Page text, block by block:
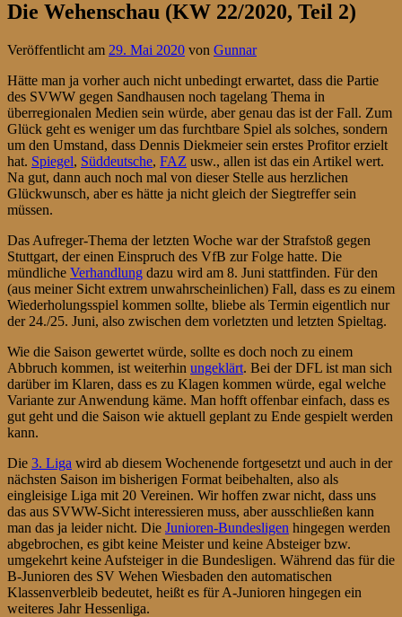
Die Wehenschau (KW 22/2020, Teil 2)
Veröffentlicht am 29. Mai 2020 von Gunnar
Hätte man ja vorher auch nicht unbedingt erwartet, dass die Partie
des SVWW gegen Sandhausen noch tagelang Thema in
überregionalen Medien sein würde, aber genau das ist der Fall. Zum
Glück geht es weniger um das furchtbare Spiel als solches, sondern
um den Umstand, dass Dennis Diekmeier sein erstes Profitor erzielt
hat. Spiegel, Süddeutsche, FAZ usw., allen ist das ein Artikel wert.
Na gut, dann auch noch mal von dieser Stelle aus herzlichen
Glückwunsch, aber es hätte ja nicht gleich der Siegtreffer sein
müssen.
Das Aufreger-Thema der letzten Woche war der Strafstoß gegen
Stuttgart, der einen Einspruch des VfB zur Folge hatte. Die
mündliche Verhandlung dazu wird am 8. Juni stattfinden. Für den
(aus meiner Sicht extrem unwahrscheinlichen) Fall, dass es zu einem
Wiederholungsspiel kommen sollte, bliebe als Termin eigentlich nur
der 24./25. Juni, also zwischen dem vorletzten und letzten Spieltag.
Wie die Saison gewertet würde, sollte es doch noch zu einem
Abbruch kommen, ist weiterhin ungeklärt. Bei der DFL ist man sich
darüber im Klaren, dass es zu Klagen kommen würde, egal welche
Variante zur Anwendung käme. Man hofft offenbar einfach, dass es
gut geht und die Saison wie aktuell geplant zu Ende gespielt werden
kann.
Die 3. Liga wird ab diesem Wochenende fortgesetzt und auch in der
nächsten Saison im bisherigen Format beibehalten, also als
eingleisige Liga mit 20 Vereinen. Wir hoffen zwar nicht, dass uns
das aus SVWW-Sicht interessieren muss, aber ausschließen kann
man das ja leider nicht. Die Junioren-Bundesligen hingegen werden
abgebrochen, es gibt keine Meister und keine Absteiger bzw.
umgekehrt keine Aufsteiger in die Bundesligen. Während das für die
B-Junioren des SV Wehen Wiesbaden den automatischen
Klassenverbleib bedeutet, heißt es für A-Junioren hingegen ein
weiteres Jahr Hessenliga.